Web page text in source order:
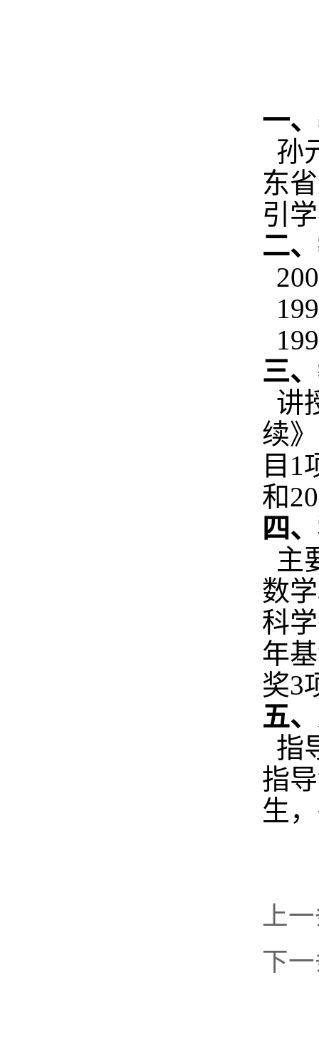
一
孙
东
引
二
三
讲
续
目1
和
四
主
数
科
年
奖3
五
指
指
生
上
下